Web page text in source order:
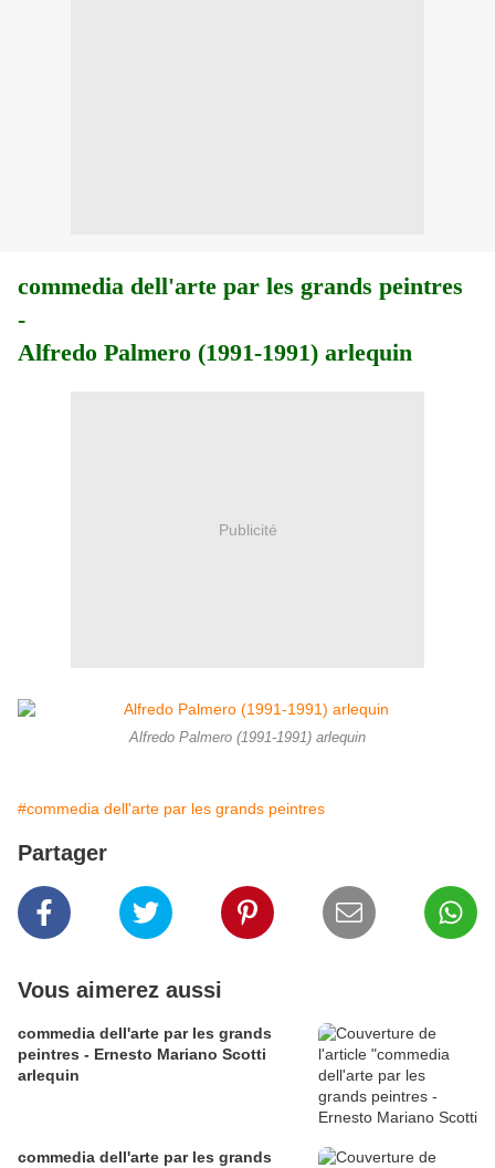
commedia dell'arte par les grands peintres
-
Alfredo Palmero (1991-1991) arlequin
Publicité
Alfredo Palmero (1991-1991) arlequin
#commedia dell'arte par les grands peintres
Partager
Vous aimerez aussi
commedia dell'arte par les grands
peintres - Ernesto Mariano Scotti
arlequin
commedia dell'arte par les grands